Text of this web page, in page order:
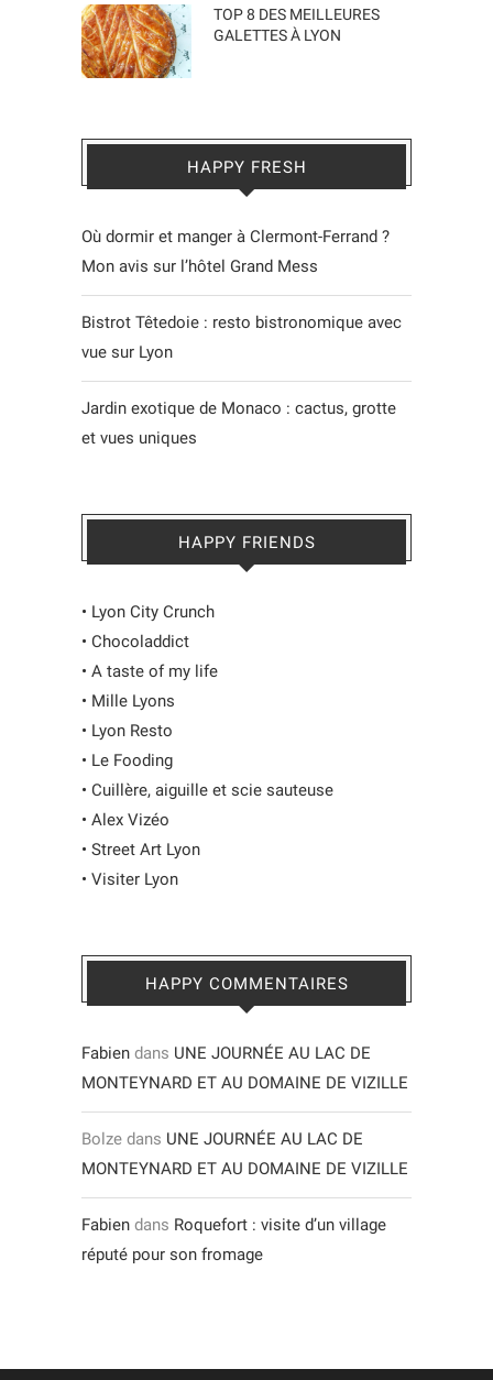
TOP 8 DES MEILLEURES
GALETTES À LYON
HAPPY FRESH
Où dormir et manger à Clermont-Ferrand ?
Mon avis sur l’hôtel Grand Mess
Bistrot Têtedoie : resto bistronomique avec
vue sur Lyon
Jardin exotique de Monaco : cactus, grotte
et vues uniques
HAPPY FRIENDS
• Lyon City Crunch
• Chocoladdict
• A taste of my life
• Mille Lyons
• Lyon Resto
• Le Fooding
• Cuillère, aiguille et scie sauteuse
• Alex Vizéo
• Street Art Lyon
• Visiter Lyon
HAPPY COMMENTAIRES
Fabien dans UNE JOURNÉE AU LAC DE
MONTEYNARD ET AU DOMAINE DE VIZILLE
Bolze dans UNE JOURNÉE AU LAC DE
MONTEYNARD ET AU DOMAINE DE VIZILLE
Fabien dans Roquefort : visite d’un village
réputé pour son fromage